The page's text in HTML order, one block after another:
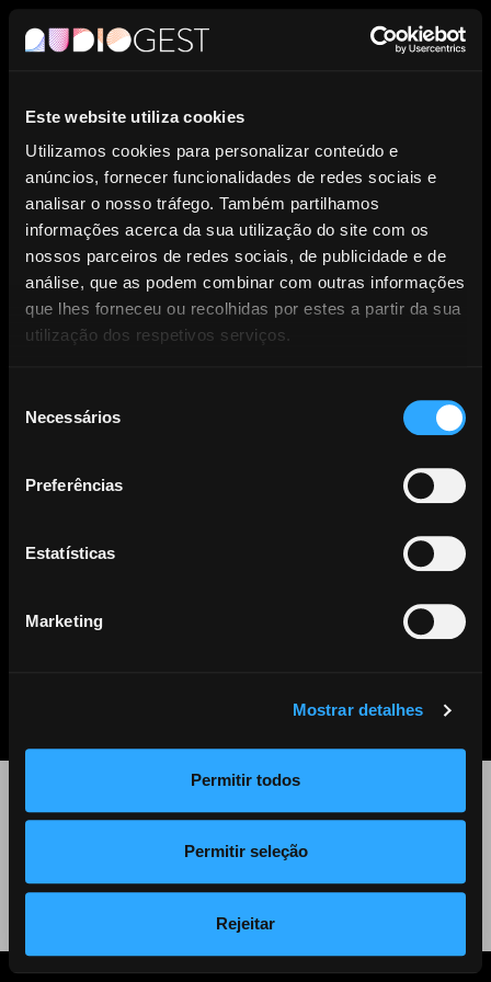
Este website utiliza cookies
Utilizamos cookies para personalizar conteúdo e
anúncios, fornecer funcionalidades de redes sociais e
analisar o nosso tráfego. Também partilhamos
informações acerca da sua utilização do site com os
nossos parceiros de redes sociais, de publicidade e de
análise, que as podem combinar com outras informações
que lhes forneceu ou recolhidas por estes a partir da sua
utilização dos respetivos serviços.
Necessários
Preferências
Estatísticas
Marketing
Mostrar detalhes
Permitir todos
Permitir seleção
Rejeitar
PT
Entidade de Gestão Coletiva de
Direitos dos Produtores
Fonográficos.
NOTÍCIAS
para ver
PARTILHAR
©2026 Audiogest